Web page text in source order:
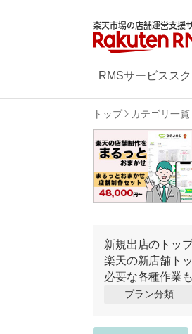
楽天市場の店舗運営支援
RMSサービスス
トップ カテゴリ一覧
新規出店のトッ
楽天の新店舗ト
必要な各種作業
プラン分類